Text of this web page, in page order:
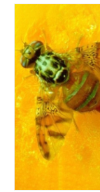
mais
ao valor
pagamento.
Para qualquer
Telefone:
Email: